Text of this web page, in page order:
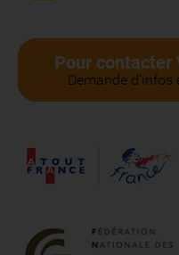
Pour contacter
Demande d'infos